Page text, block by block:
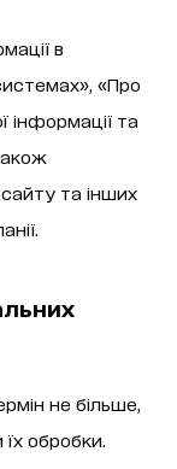
в
«Про
інформації та
та інших
не більше,
обробки.